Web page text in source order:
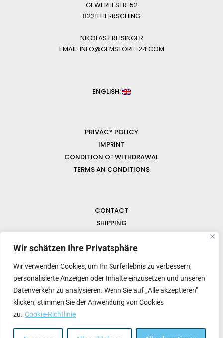
Wir schätzen Ihre Privatsphäre
Wir verwenden Cookies, um Ihr Surferlebnis zu verbessern,
personalisierte Anzeigen oder Inhalte einzusetzen und unseren
Datenverkehr zu analysieren. Wenn Sie auf „Alle akzeptieren"
klicken, stimmen Sie der Anwendung von Cookies
zu. Cookie-Richtlinie
GEWERBESTR. 52
82211 HERRSCHING
NIKOLAS PREISINGER
EMAIL: INFO@GEMSTORE-24.COM
ENGLISH:
PRIVACY POLICY
IMPRINT
CONDITION OF WITHDRAWAL
TERMS AN CONDITIONS
CONTACT
SHIPPING
FAQ
NEWS & GEMSTONES